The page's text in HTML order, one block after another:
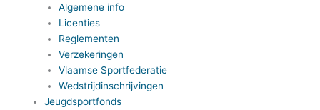
Algemene info
Licenties
Reglementen
Verzekeringen
Vlaamse Sportfederatie
Wedstrijdinschrijvingen
Jeugdsportfonds